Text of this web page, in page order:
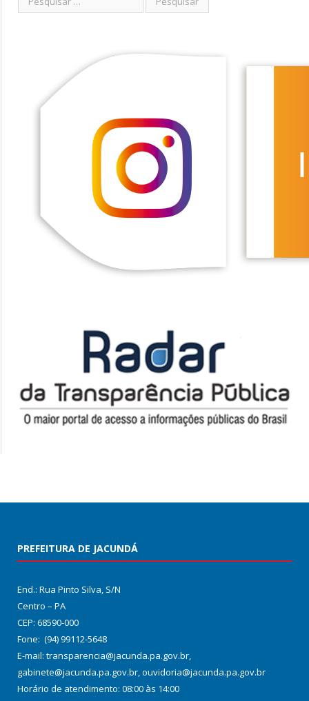
PREFEITURA DE JACUNDÁ
End.: Rua Pinto Silva, S/N
Centro – PA
CEP: 68590-000
Fone: (94) 99112-5648
E-mail: transparencia@jacunda.pa.gov.br,
gabinete@jacunda.pa.gov.br, ouvidoria@jacunda.pa.gov.br
Horário de atendimento: 08:00 às 14:00